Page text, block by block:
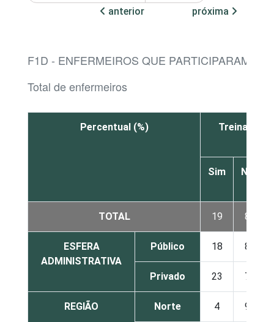
anterior
próxima
F1D - ENFERMEIROS QUE PARTICIPARAM
Total de enfermeiros
Percentual (%)
Sim Não
TOTAL 19 80
ESFERA
ADMINISTRATIVA
Público 18 82
Privado 23 77
REGIÃO Norte 4 96